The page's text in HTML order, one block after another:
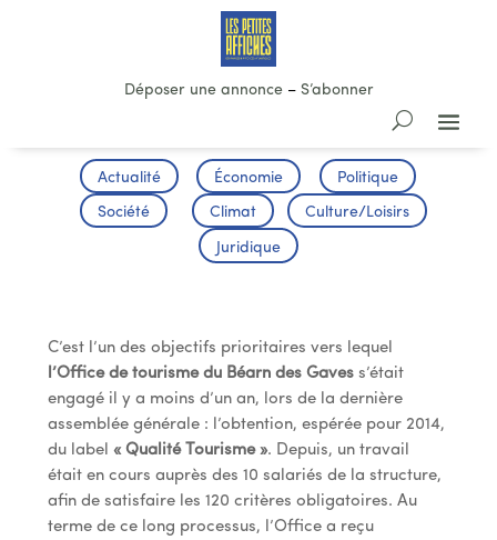
Déposer une annonce– S’abonner
Actualité Économie Politique
Société Climat Culture/Loisirs
Juridique
C’est l’un des objectifs prioritaires vers lequel
l’Office de tourisme du Béarn des Gavess’était
engagé il y a moins d’un an, lors de la dernière
assemblée générale : l’obtention, espérée pour 2014,
du label « Qualité Tourisme ». Depuis, un travail
était en cours auprès des 10 salariés de la structure,
afin de satisfaire les 120 critères obligatoires. Au
terme de ce long processus, l’Office a reçu